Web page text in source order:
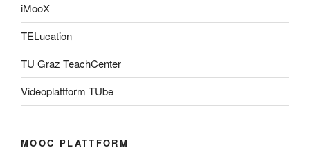
iMooX
TELucation
TU Graz TeachCenter
Videoplattform TUbe
MOOC PLATTFORM